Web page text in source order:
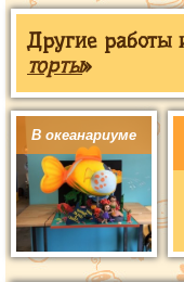
Другие работы
торты»
В океанариуме